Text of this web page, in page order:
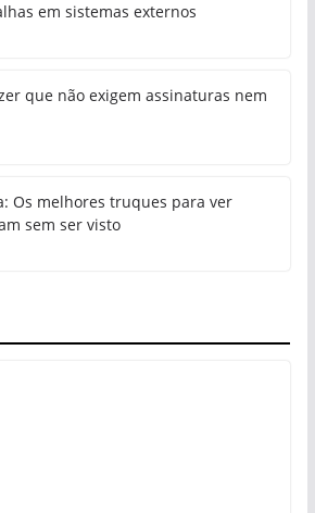
em sistemas externos
que não exigem assinaturas nem
Os melhores truques para ver
sem ser visto